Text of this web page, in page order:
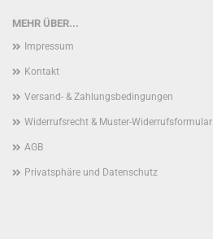
MEHR ÜBER...
Impressum
Kontakt
Versand- & Zahlungsbedingungen
Widerrufsrecht & Muster-Widerrufsformular
AGB
Privatsphäre und Datenschutz